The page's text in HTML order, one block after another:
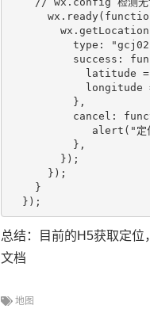
type:
success:
latitude
longitude
          },
cancel:
alert("定
          },
        });
      });
    }
总结：目前的H5获取定
文档
地图